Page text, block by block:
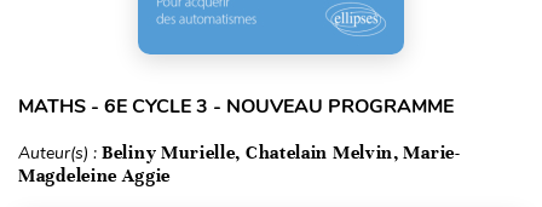
MATHS - 6E CYCLE 3 - NOUVEAU PROGRAMME
Auteur(s) : Beliny Murielle, Chatelain Melvin, Marie-
Magdeleine Aggie